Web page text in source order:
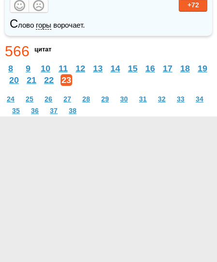
+72
Слово горы ворочает.
566 цитат
8 9 10 11 12 13 14 15 16 17 18
19
20
21 22 23
24 25 26 27 28 29 30 31 32 33
34
35
36 37 38